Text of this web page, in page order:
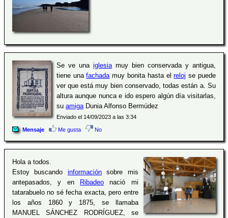
Se ve una iglesiamuy bien conservada y antigua,
tiene unafachada muy bonita hasta elreloj se puede
ver que está muy bien conservado, todas están a. Su
altura aunque nunca e ido espero algún día visitarlas,
su amigaDunia Alfonso Bermúdez
Enviado el 14/09/2023 a las 3:34
Mensaje Me gusta No
Hola a todos.
Estoy buscando informaciónsobre mis
antepasados, y en
Ribadeo nació mi
tatarabuelo no sé fecha exacta, pero entre
los años 1860 y 1875, se llamaba
MANUEL SÁNCHEZ RODRÍGUEZ, se